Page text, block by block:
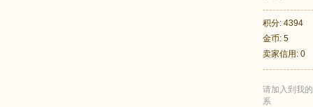
积分: 4394
金币: 5
卖家信用: 0
请加入到我
系